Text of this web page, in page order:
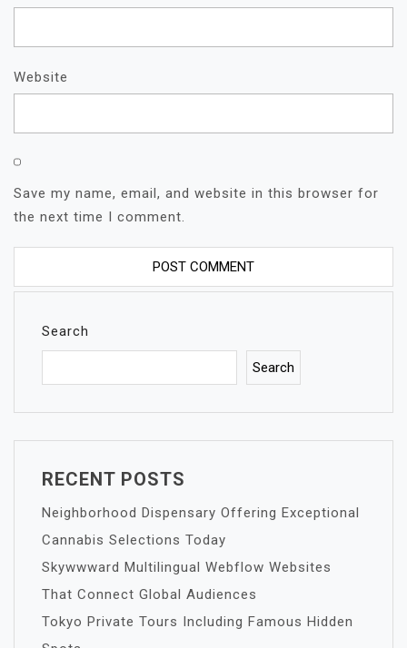
Website
Save my name, email, and website in this browser for
the next time I comment.
Search
Search
RECENT POSTS
Neighborhood Dispensary Offering Exceptional
Cannabis Selections Today
Skywwward Multilingual Webflow Websites
That Connect Global Audiences
Tokyo Private Tours Including Famous Hidden